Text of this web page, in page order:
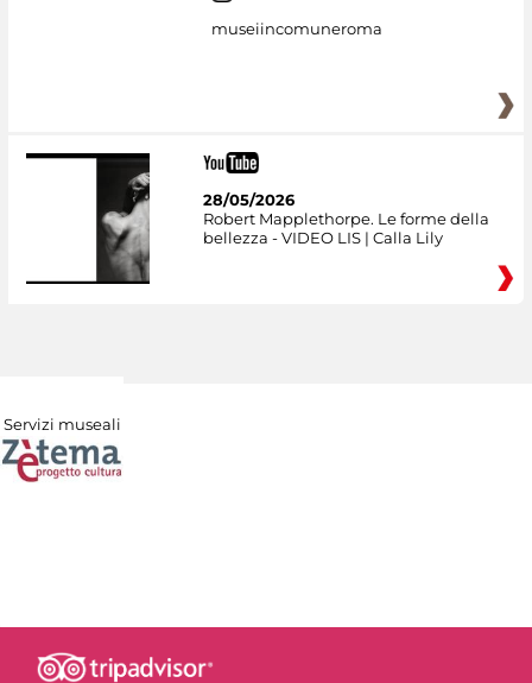
museiincomuneroma
28/05/2026
Robert Mapplethorpe. Le forme della
bellezza - VIDEO LIS | Calla Lily
Servizi museali